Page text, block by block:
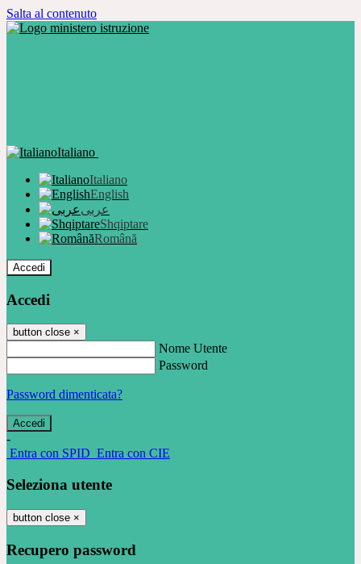
Salta al contenuto
Italiano
Italiano
English
عربى
Shqiptare
Română
Accedi
Accedi
button close ×
Nome Utente
Password
Password dimenticata?
-
Entra con SPID Entra con CIE
Seleziona utente
button close ×
Recupero password